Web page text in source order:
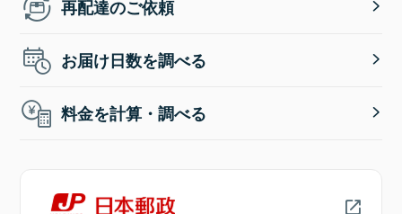
再配達のご依頼
お届け日数を調べる
料金を計算・調べる